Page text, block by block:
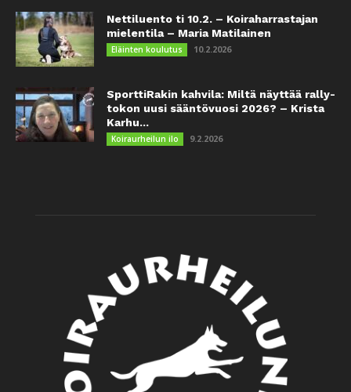
Nettiluento ti 10.2. – Koiraharrastajan
mielentila – Maria Matilainen
Eläinten koulutus 10.2.2026
SporttiRakin kahvila: Miltä näyttää rally-
tokon uusi sääntövuosi 2026? – Krista
Karhu...
Koiraurheilun ilo 9.2.2026